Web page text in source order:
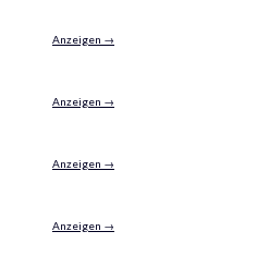
Anzeigen →
Anzeigen →
Anzeigen →
Anzeigen →